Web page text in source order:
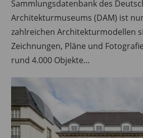
Sammlungsdatenbank des
Architekturmuseums (DAM) ist
zahlreichen Architekturmodellen
Zeichnungen, Pläne und
rund 4.000 Objekte...